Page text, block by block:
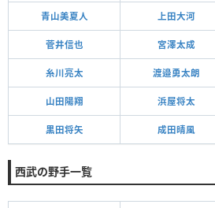
青山美夏人 上田大河
菅井信也 宮澤太成
糸川亮太 渡邉勇太朗
山田陽翔 浜屋将太
黒田将矢 成田晴風
西武の野手一覧